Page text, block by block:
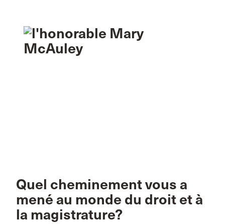
Quel cheminement vous a
mené au monde du droit et à
la magistrature?